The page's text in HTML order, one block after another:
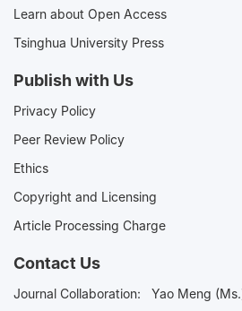
Learn about Open Access
Tsinghua University Press
Publish with Us
Privacy Policy
Peer Review Policy
Ethics
Copyright and Licensing
Article Processing Charge
Contact Us
Journal Collaboration: Yao Meng